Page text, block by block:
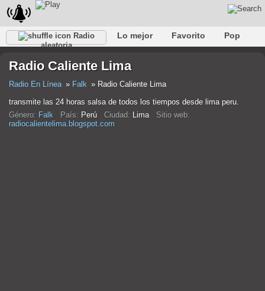
Radio
aleatoria
Lo mejor Favorito
Pop
Rap
Trans Falk Jazz
Radio Caliente Lima
Radio En Línea Falk
Radio Caliente Lima
transmite las 24 horas salsa de todos los tiempos desde lima peru.
Género: Falk País: Perú Ciudad: Lima Sitio web:
radiocalientelima.blogspot.com